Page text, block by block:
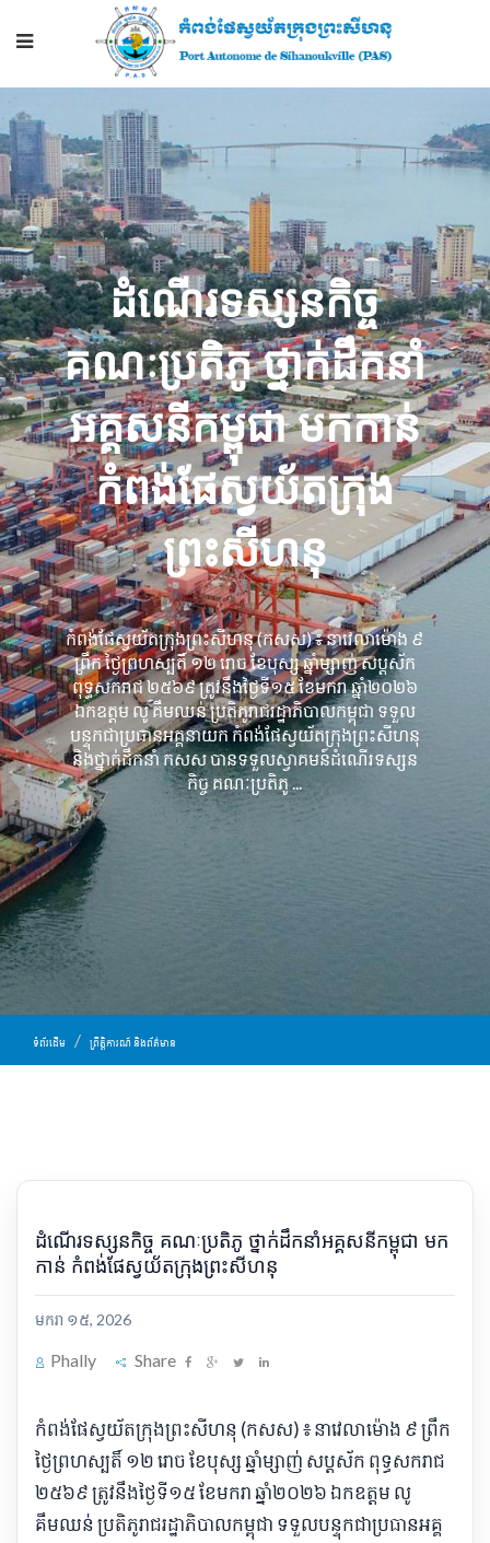
ដំណើរទស្សនកិច្ច
គណៈប្រតិភូ ថ្នាក់ដឹកនាំ
អគ្គសនីកម្ពុជា មកកាន់
កំពង់ផែស្វយ័តក្រុង
ព្រះសីហនុ
កំពង់ផែស្វយ័តក្រុងព្រះសីហនុ (កសស) ៖ នាវេលាម៉ោង ៩
ព្រឹក ថ្ងៃព្រហស្បតិ៍ ១២ រោច ខែបុស្ស ឆ្នាំម្សាញ់ សប្តស័ក
ពុទ្ធសករាជ ២៥៦៩ ត្រូវនឹងថ្ងៃទី១៥ ខែមករា ឆ្នាំ២០២៦
ឯកឧត្តម លូ គឹមឈន់ ប្រតិភូរាជរដ្ឋាភិបាលកម្ពុជា ទទួល
បន្ទុកជាប្រធានអគ្គនាយក កំពង់ផែស្វយ័តក្រុងព្រះសីហនុ
និងថ្នាក់ដឹកនាំ កសស បានទទួលស្វាគមន៍ដំណើរទស្សន
កិច្ច គណៈប្រតិភូ ...
ទំព័រដើម ព្រឹត្តិការណ៍ និងព័ត៌មាន
ដំណើរទស្សនកិច្ច គណៈប្រតិភូ ថ្នាក់ដឹកនាំអគ្គសនីកម្ពុជា មក
កាន់ កំពង់ផែស្វយ័តក្រុងព្រះសីហនុ
មករា ១៥, 2026
Phally Share
កំពង់ផែស្វយ័តក្រុងព្រះសីហនុ (កសស) ៖ នាវេលាម៉ោង ៩ ព្រឹក
ថ្ងៃព្រហស្បតិ៍ ១២ រោច ខែបុស្ស ឆ្នាំម្សាញ់ សប្តស័ក ពុទ្ធសករាជ
២៥៦៩ ត្រូវនឹងថ្ងៃទី១៥ ខែមករា ឆ្នាំ២០២៦ ឯកឧត្តម លូ
គឹមឈន់ ប្រតិភូរាជរដ្ឋាភិបាលកម្ពុជា ទទួលបន្ទុកជាប្រធានអគ្គ